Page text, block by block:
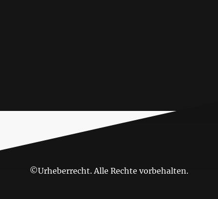
©Urheberrecht. Alle Rechte vorbehalten.